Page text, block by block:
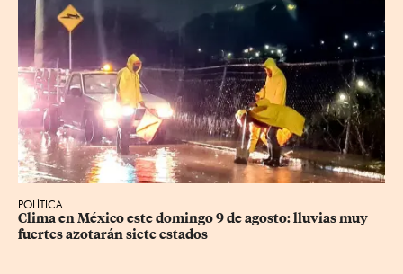
POLÍTICA
Clima en México este domingo 9 de agosto: lluvias muy
fuertes azotarán siete estados